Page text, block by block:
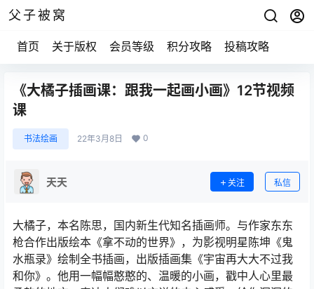
父子被窝
首页 关于版权 会员等级 积分攻略 投稿攻略
《大橘子插画课：跟我一起画小画》12节视频
课
书法绘画 22年3月8日 0
天天 关注 私信
大橘子，本名陈思，国内新生代知名插画师。与作家东东
枪合作出版绘本《拿不动的世界》，为影视明星陈坤《鬼
水瓶录》绘制全书插画，出版插画集《宇宙再大大不过我
和你》。他用一幅幅憨憨的、温暖的小画，戳中人心里最